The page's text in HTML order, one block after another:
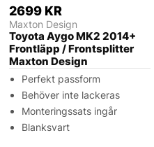
2699 KR
Maxton Design
Toyota Aygo MK2 2014+
Frontläpp / Frontsplitter
Maxton Design
Perfekt passform
Behöver inte lackeras
Monteringssats ingår
Blanksvart